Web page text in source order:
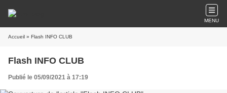
MENU
Accueil » Flash INFO CLUB
Flash INFO CLUB
Publié le 05/09/2021 à 17:19